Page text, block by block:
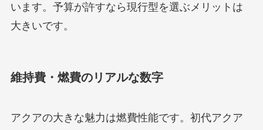
います。予算が許すなら現行型を選ぶメリットは
大きいです。
維持費・燃費のリアルな数字
アクアの大きな魅力は燃費性能です。初代アクア